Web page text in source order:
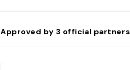
Approved by 3 official partners